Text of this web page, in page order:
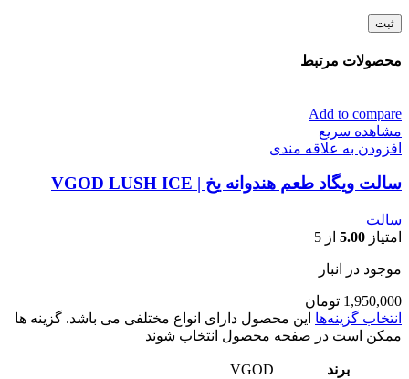
محصولات مرتبط
Add to compare
مشاهده سریع
افزودن به علاقه مندی
سالت ویگاد طعم هندوانه یخ | VGOD LUSH ICE
سالت
امتیاز 5.00 از 5
موجود در انبار
1,950,000 تومان
انتخاب گزینه‌ها این محصول دارای انواع مختلفی می باشد. گزینه ها
ممکن است در صفحه محصول انتخاب شوند
برند VGOD